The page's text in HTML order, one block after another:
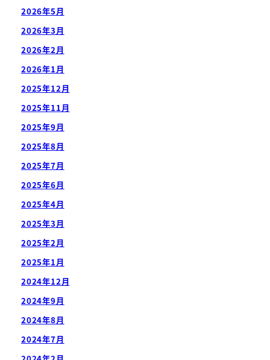
2026年5月
2026年3月
2026年2月
2026年1月
2025年12月
2025年11月
2025年9月
2025年8月
2025年7月
2025年6月
2025年4月
2025年3月
2025年2月
2025年1月
2024年12月
2024年9月
2024年8月
2024年7月